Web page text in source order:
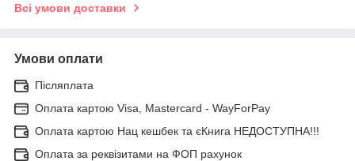
Всі умови доставки
Умови оплати
Післяплата
Оплата картою Visa, Mastercard - WayForPay
Оплата картою Нац кешбек та єКнига НЕДОСТУПНА!!!
Оплата за реквізитами на ФОП рахунок